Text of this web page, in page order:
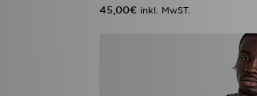
45,00€ inkl. MwST.